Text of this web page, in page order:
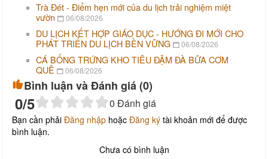
Trà Đét - Điểm hẹn mới của du lịch trải nghiệm miệt
vườn
06/08/2026
DU LỊCH KẾT HỢP GIÁO DỤC - HƯỚNG ĐI MỚI CHO
PHÁT TRIỂN DU LỊCH BỀN VỮNG
06/08/2026
CÁ BỐNG TRỨNG KHO TIÊU ĐẬM ĐÀ BỮA CƠM
QUÊ
06/08/2026
Bình luận và Đánh giá (0)
0/5 0 Đánh giá
Bạn cần phải Đăng nhập hoặc Đăng ký tài khoản mới để được
bình luận.
Chưa có bình luận